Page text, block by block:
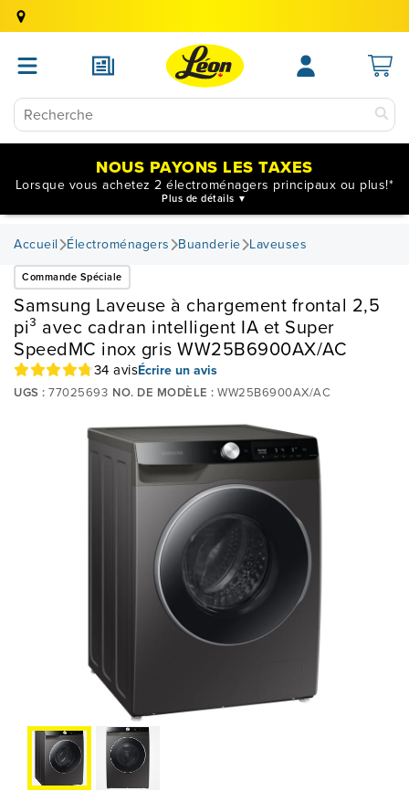
NOUS PAYONS LES TAXES
Lorsque vous achetez 2 électroménagers principaux ou plus!*
Plus de détails
Accueil Électroménagers Buanderie Laveuses
Commande Spéciale
Samsung Laveuse à chargement frontal 2,5
pi³ avec cadran intelligent IA et Super
SpeedMC inox gris WW25B6900AX/AC
34 avisÉcrire un avis
UGS : 77025693 NO. DE MODÈLE : WW25B6900AX/AC